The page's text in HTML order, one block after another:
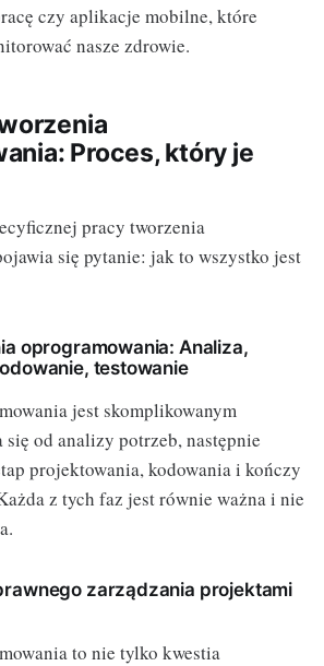
czy aplikacje mobilne, które
nasze zdrowie.
Proces, który je
pracy tworzenia
się pytanie: jak to wszystko jest
oprogramowania: Analiza,
testowanie
jest skomplikowanym
się od analizy potrzeb, następnie
projektowania, kodowania i kończy
z tych faz jest równie ważna i nie
zarządzania projektami
to nie tylko kwestia